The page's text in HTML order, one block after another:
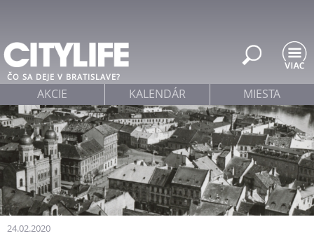
24.02.2020
ČO SA DEJE V BRATISLAVE?
AKCIE KALENDÁR MIESTA